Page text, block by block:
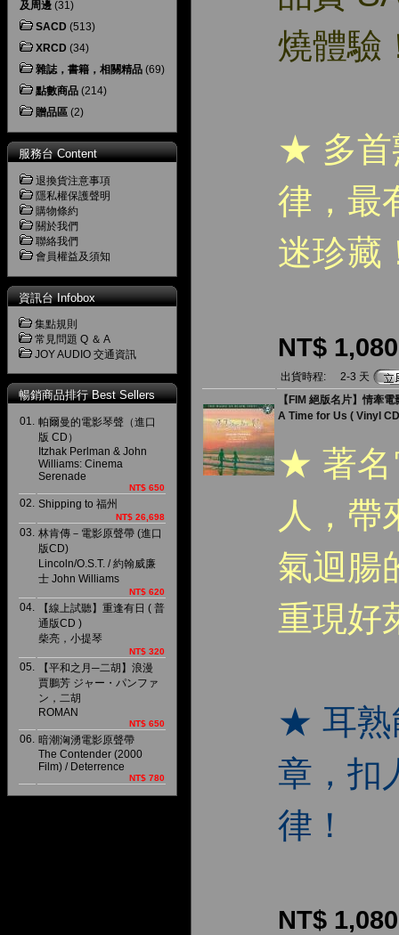
及周邊 (31)
SACD (513)
XRCD (34)
雜誌，書籍，相關精品 (69)
點數商品 (214)
贈品區 (2)
服務台 Content
退換貨注意事項
隱私權保護聲明
購物條約
關於我們
聯絡我們
會員權益及須知
資訊台 Infobox
集點規則
常見問題 Q ＆ A
JOY AUDIO 交通資訊
暢銷商品排行 Best Sellers
01. 帕爾曼的電影琴聲（進口
版 CD）
Itzhak Perlman & John
Williams: Cinema
Serenade
NT$ 650
02. Shipping to 福州
NT$ 26,698
03. 林肯傳－電影原聲帶 (進口
版CD)
Lincoln/O.S.T. / 約翰威廉
士 John Williams
NT$ 620
04.
【線上試聽】重逢有日 ( 普
通版CD )
柴亮，小提琴
NT$ 320
05.
【平和之月─二胡】浪漫
賈鵬芳 ジャー・パンファ
ン，二胡
ROMAN
NT$ 650
06. 暗潮洶湧電影原聲帶
The Contender (2000
Film) / Deterrence
NT$ 780
燒體驗
★ 多首
律，最
迷珍藏
NT$ 1,080
出貨時程:
2-3 天
【FIM 絕版名片】情牽
A Time for Us ( Vinyl
★ 著名
人，帶
氣迴腸
重現好
★ 耳熟
章，扣
律！
NT$ 1,080